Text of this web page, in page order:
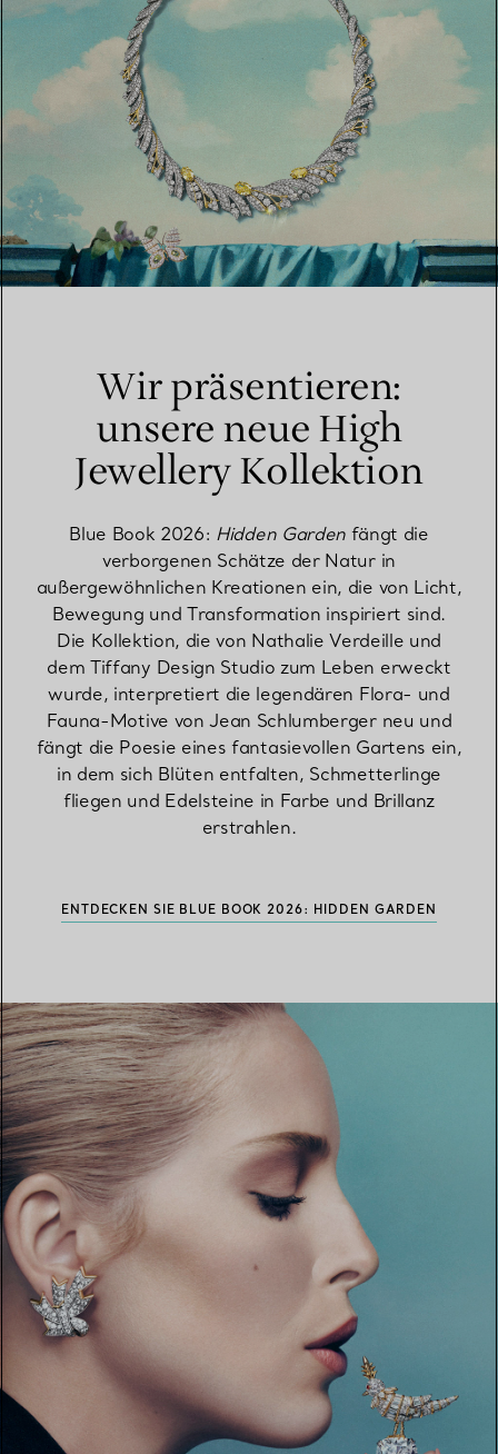
Wir präsentieren:
unsere neue High
Jewellery Kollektion
Blue Book 2026: Hidden Gardenfängt die
verborgenen Schätze der Natur in
außergewöhnlichen Kreationen ein, die von Licht,
Bewegung und Transformation inspiriert sind.
Die Kollektion, die von Nathalie Verdeille und
dem Tiffany Design Studio zum Leben erweckt
wurde, interpretiert die legendären Flora- und
Fauna-Motive von Jean Schlumberger neu und
fängt die Poesie eines fantasievollen Gartens ein,
in dem sich Blüten entfalten, Schmetterlinge
fliegen und Edelsteine in Farbe und Brillanz
erstrahlen.
ENTDECKEN SIE BLUE BOOK 2026: HIDDEN GARDEN